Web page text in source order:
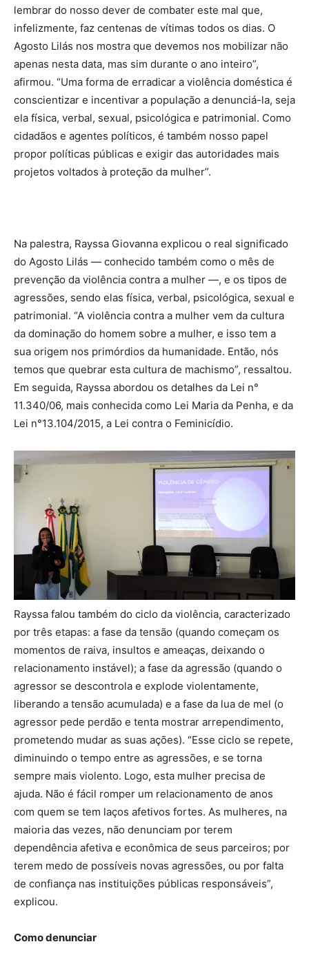
lembrar do nosso dever de combater este mal que,
infelizmente, faz centenas de vítimas todos os dias. O
Agosto Lilás nos mostra que devemos nos mobilizar não
apenas nesta data, mas sim durante o ano inteiro”,
afirmou. “Uma forma de erradicar a violência doméstica é
conscientizar e incentivar a população a denunciá-la, seja
ela física, verbal, sexual, psicológica e patrimonial. Como
cidadãos e agentes políticos, é também nosso papel
propor políticas públicas e exigir das autoridades mais
projetos voltados à proteção da mulher”.
Na palestra, Rayssa Giovanna explicou o real significado
do Agosto Lilás — conhecido também como o mês de
prevenção da violência contra a mulher —, e os tipos de
agressões, sendo elas física, verbal, psicológica, sexual e
patrimonial. “A violência contra a mulher vem da cultura
da dominação do homem sobre a mulher, e isso tem a
sua origem nos primórdios da humanidade. Então, nós
temos que quebrar esta cultura de machismo”, ressaltou.
Em seguida, Rayssa abordou os detalhes da Lei n°
11.340/06, mais conhecida como Lei Maria da Penha, e da
Lei n°13.104/2015, a Lei contra o Feminicídio.
Rayssa falou também do ciclo da violência, caracterizado
por três etapas: a fase da tensão (quando começam os
momentos de raiva, insultos e ameaças, deixando o
relacionamento instável); a fase da agressão (quando o
agressor se descontrola e explode violentamente,
liberando a tensão acumulada) e a fase da lua de mel (o
agressor pede perdão e tenta mostrar arrependimento,
prometendo mudar as suas ações). “Esse ciclo se repete,
diminuindo o tempo entre as agressões, e se torna
sempre mais violento. Logo, esta mulher precisa de
ajuda. Não é fácil romper um relacionamento de anos
com quem se tem laços afetivos fortes. As mulheres, na
maioria das vezes, não denunciam por terem
dependência afetiva e econômica de seus parceiros; por
terem medo de possíveis novas agressões, ou por falta
de confiança nas instituições públicas responsáveis”,
explicou.
Como denunciar